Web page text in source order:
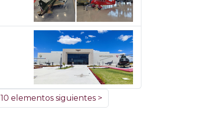
10 elementos siguientes >